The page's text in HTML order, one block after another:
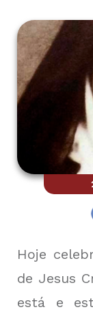
Hoje
de Jesus
está e